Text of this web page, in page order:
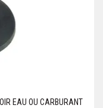
EAU OU CARBURANT